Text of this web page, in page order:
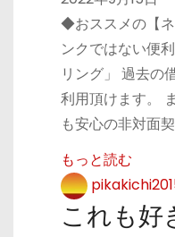
◆おススメの【
ンクではない便
リング」 過去の
利用頂けます。
も安心の非対面
もっと読む
これも好